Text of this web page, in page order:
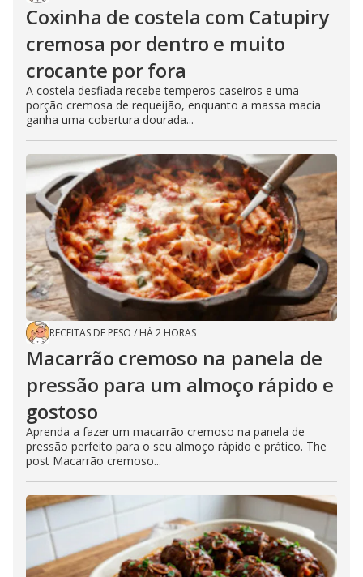
Coxinha de costela com Catupiry
cremosa por dentro e muito
crocante por fora
A costela desfiada recebe temperos caseiros e uma
porção cremosa de requeijão, enquanto a massa macia
ganha uma cobertura dourada...
RECEITAS DE PESO / HÁ 2 HORAS
Macarrão cremoso na panela de
pressão para um almoço rápido e
gostoso
Aprenda a fazer um macarrão cremoso na panela de
pressão perfeito para o seu almoço rápido e prático. The
post Macarrão cremoso...